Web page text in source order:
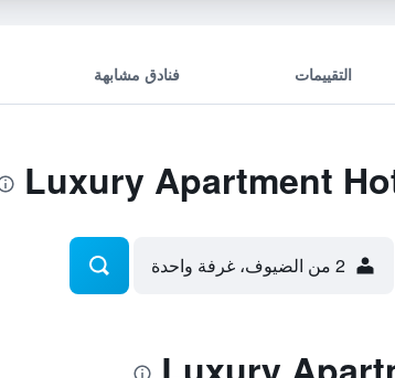
التقييمات فنادق مشابهة
2 من الضيوف، غرفة واحدة